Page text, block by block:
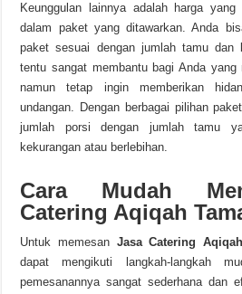
Keunggulan lainnya adalah harga
dalam paket yang ditawarkan. Anda
paket sesuai dengan jumlah tamu dan
tentu sangat membantu bagi Anda yang
namun tetap ingin memberikan
undangan. Dengan berbagai pilihan
jumlah porsi dengan jumlah tamu
kekurangan atau berlebihan.
Cara Mudah
Catering Aqiqah
Untuk memesan Jasa Catering
dapat mengikuti langkah-langkah
pemesanannya sangat sederhana dan